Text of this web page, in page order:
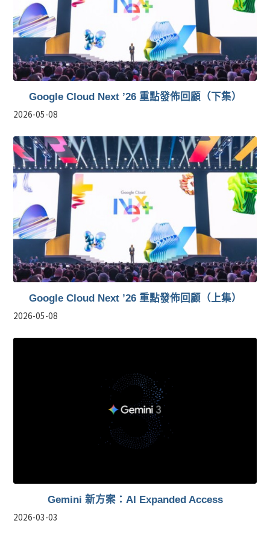
Google Cloud Next ’26 重點發佈回顧（下集）
2026-05-08
Google Cloud Next ’26 重點發佈回顧（上集）
2026-05-08
Gemini 新方案：AI Expanded Access
2026-03-03